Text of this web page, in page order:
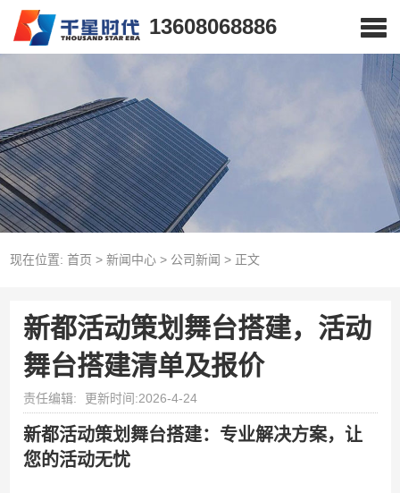
13608068886
现在位置: 首页 > 新闻中心> 公司新闻 > 正文
新都活动策划舞台搭建，活动
舞台搭建清单及报价
责任编辑: 更新时间:2026-4-24
新都活动策划舞台搭建：专业解决方案，让
您的活动无忧